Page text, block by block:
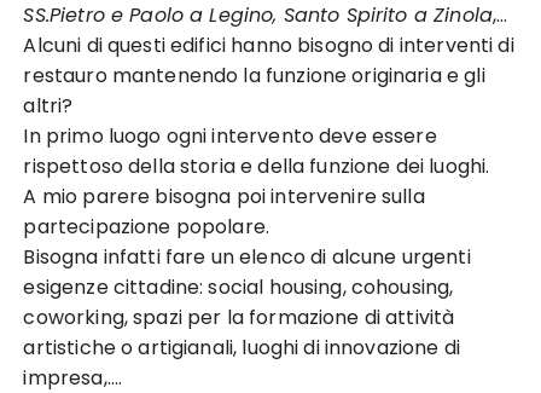
SS.Pietro e Paolo a Legino, Santo Spirito a Zinola,…
Alcuni di questi edifici hanno bisogno di interventi di
restauro mantenendo la funzione originaria e gli
altri?
In primo luogo ogni intervento deve essere
rispettoso della storia e della funzione dei luoghi.
A mio parere bisogna poi intervenire sulla
partecipazione popolare.
Bisogna infatti fare un elenco di alcune urgenti
esigenze cittadine: social housing, cohousing,
coworking, spazi per la formazione di attività
artistiche o artigianali, luoghi di innovazione di
impresa,….